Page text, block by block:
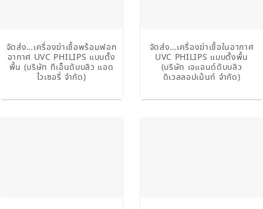
จัดส่ง…เครื่องฆ่าเชื้อพร้อมฟอก
อากาศ UVC PHILIPS แบบตั้ง
พื้น (บริษัท ทีเอ็นดับบลิว แอด
ไวเซอรี่ จำกัด)
จัดส่ง…เครื่องฆ่าเชื้อในอากาศ
UVC PHILIPS แบบตั้งพื้น
(บริษัท เจแอนด์ดับบลิว
ดิเวลลอปเม้นท์ จำกัด)